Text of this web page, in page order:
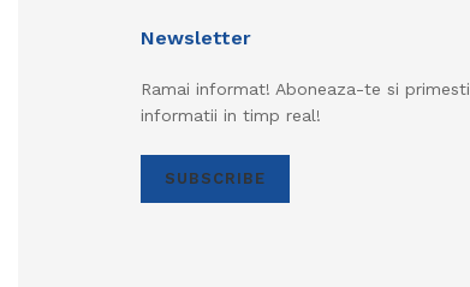
Newsletter
Ramai informat! Aboneaza-te si primesti
informatii in timp real!
SUBSCRIBE